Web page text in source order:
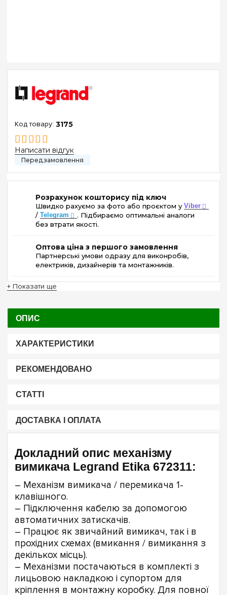
3175
Написати відгук
Розрахунок кошторису під ключ
Швидко рахуємо за фото або проєктом у Viber
/ Telegram
. Підбираємо оптимальні аналоги
без втрати якості.
Оптова ціна з першого замовлення
Партнерські умови одразу для виконробів,
електриків, дизайнерів та монтажників.
+ Показати ще
ОПИС
ХАРАКТЕРИСТИКИ
РЕКОМЕНДОВАНО
СТАТТІ
ДОСТАВКА І ОПЛАТА
Докладний опис механізму
вимикача Legrand Etika 672311:
– Механізм вимикача / перемикача 1-
клавішного.
– Підключення кабелю за допомогою
автоматичних затискачів.
– Працює як звичайний вимикач, так і в
прохідних схемах (вмикання / вимикання з
декількох місць).
– Механізми постачаються в комплекті з
лицьовою накладкою і супортом для
кріплення в монтажну коробку. Для повної